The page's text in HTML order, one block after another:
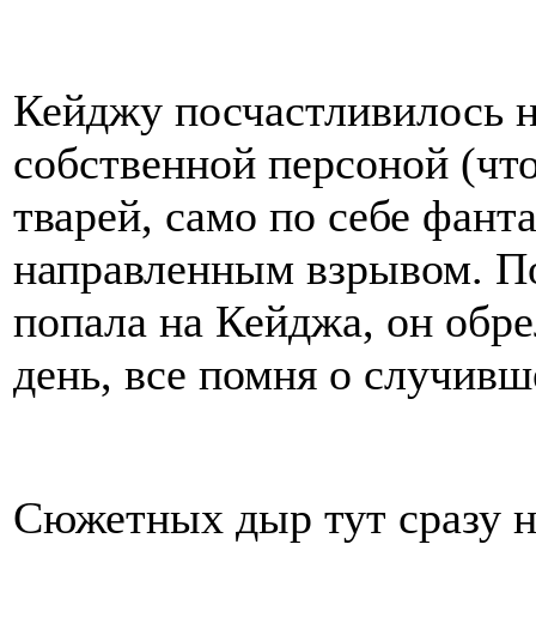
Кейджу посчастливилось
собственной персоной
тварей, само по себе
направленным взрывом.
попала на Кейджа, он
день, все помня о
Сюжетных дыр тут сразу